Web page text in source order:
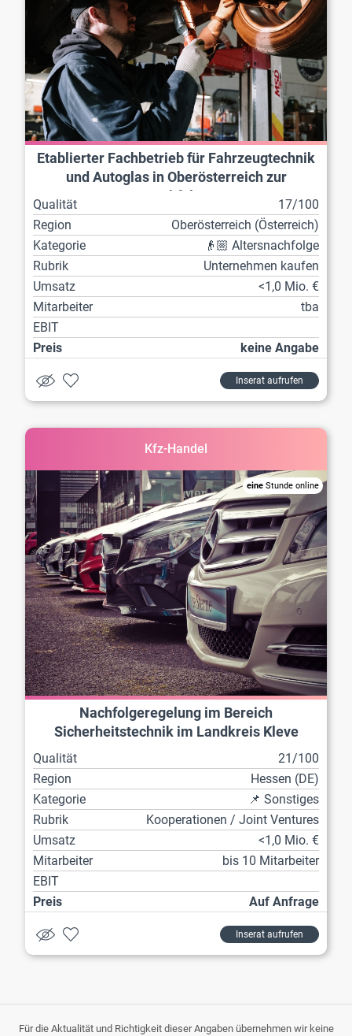
Etablierter Fachbetrieb für Fahrzeugtechnik
und Autoglas in Oberösterreich zur
Qualität
17/100
Region
Ober­österreich (Österreich)
Kategorie
👴🏼 Altersnachfolge
Rubrik
Unternehmen kaufen
Umsatz
<1,0 Mio. €
Mitarbeiter
tba
EBIT
Preis
keine Angabe
Inserat aufrufen
Kfz-Handel
eine Stunde online
Nachfolgeregelung im Bereich
Sicherheitstechnik im Landkreis Kleve
Qualität
21/100
Region
Hessen (DE)
Kategorie
📌 Sonstiges
Rubrik
Kooperationen / Joint Ventures
Umsatz
<1,0 Mio. €
Mitarbeiter
bis 10 Mitarbeiter
EBIT
Preis
Auf Anfrage
Inserat aufrufen
Für die Aktualität und Richtigkeit dieser Angaben übernehmen wir keine